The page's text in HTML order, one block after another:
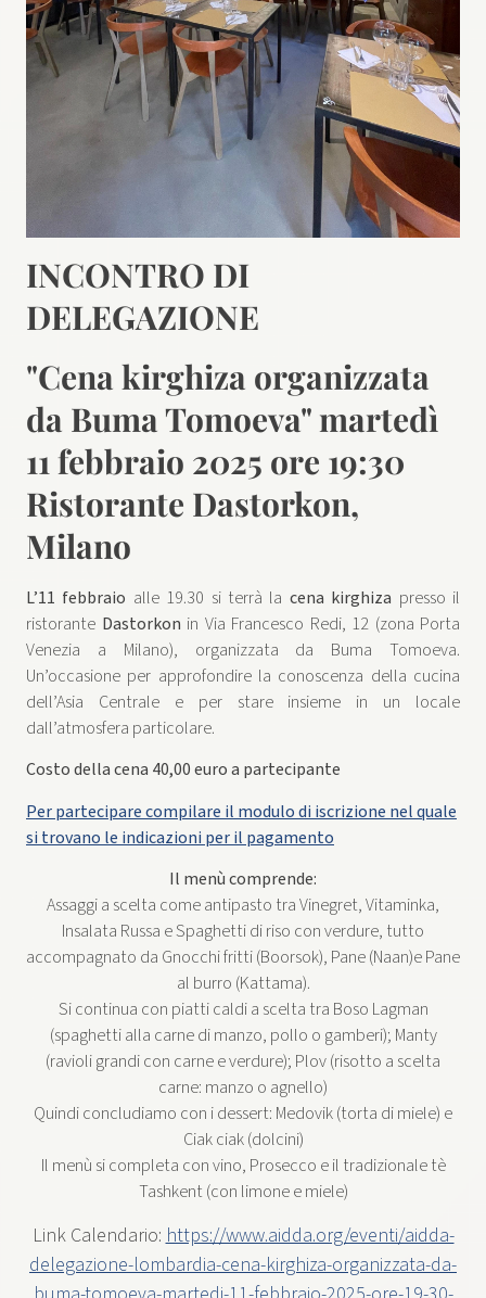
INCONTRO DI
DELEGAZIONE
"Cena kirghiza organizzata
da Buma Tomoeva" martedì
11 febbraio 2025 ore 19:30
Ristorante Dastorkon,
Milano
L’11 febbraio alle 19.30 si terrà la cena kirghiza presso il
ristorante Dastorkon in Via Francesco Redi, 12 (zona Porta
Venezia a Milano), organizzata da Buma Tomoeva.
Un’occasione per approfondire la conoscenza della cucina
dell’Asia Centrale e per stare insieme in un locale
dall’atmosfera particolare.
Costo della cena 40,00 euroa partecipante
Per partecipare compilare il modulo di iscrizione nel quale
si trovano le indicazioni per il pagamento
Il menù comprende:
Assaggi a scelta come antipasto tra Vinegret, Vitaminka,
Insalata Russa e Spaghetti di riso con verdure, tutto
accompagnato da Gnocchi fritti (Boorsok), Pane (Naan)e Pane
al burro (Kattama).
Si continua con piatti caldi a scelta tra Boso Lagman
(spaghetti alla carne di manzo, pollo o gamberi); Manty
(ravioli grandi con carne e verdure); Plov (risotto a scelta
carne: manzo o agnello)
Quindi concludiamo con i dessert: Medovik (torta di miele) e
Ciak ciak (dolcini)
Il menù si completa con vino, Prosecco e il tradizionale tè
Tashkent (con limone e miele)
Link Calendario: https://www.aidda.org/eventi/aidda-
delegazione-lombardia-cena-kirghiza-organizzata-da-